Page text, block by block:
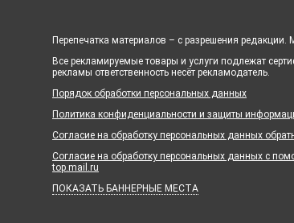
Перепечатка материалов – с разрешения
Все рекламируемые товары и услуги подлежат
рекламы ответственность несёт рекламодатель.
Порядок обработки персональных данных
Политика конфиденциальности и защиты
Согласие на обработку персональных данных
Согласие на обработку персональных данных с
top.mail.ru
ПОКАЗАТЬ БАННЕРНЫЕ МЕСТА